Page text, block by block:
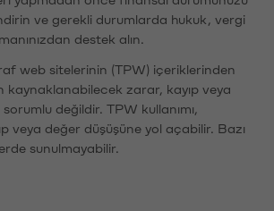
ve gerekli durumlarda hukuk, vergi
destek alın.
web sitelerinin (TPW) içeriklerinden
kaynaklanabilecek zarar, kayıp veya
değildir. TPW kullanımı,
veya değer düşüşüne yol açabilir. Bazı
sunulmayabilir.